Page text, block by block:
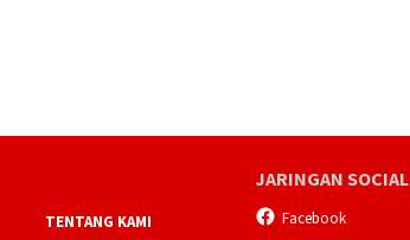
TENTANG KAMI
JARINGAN SOCIAL
Facebook